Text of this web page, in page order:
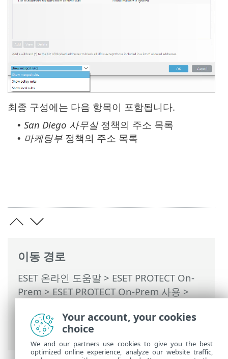
이동 경로
ESET 온라인 도움말 > ESET PROTECT On-
Prem>ESET PROTECT On-Prem 사용>
클라이언트에 정책이 적용되는 방법>정
책 병합> 정책 병합 예제 시나리오
최종 구성에는 다음 항목이 포함됩니다.
• San Diego 사무실정책의 주소 목록
• 마케팅부 정책의 주소 목록
Your account, your cookies
choice
We and our partners use cookies to give you the best
optimized online experience, analyze our website traffic,